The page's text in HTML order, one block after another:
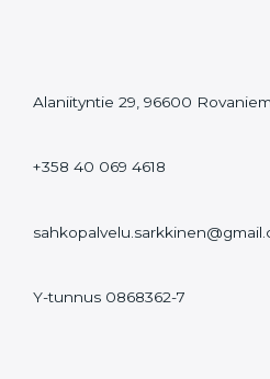
Alaniityntie 29, 96600
+358 40 069 4618
Y-tunnus 0868362-7